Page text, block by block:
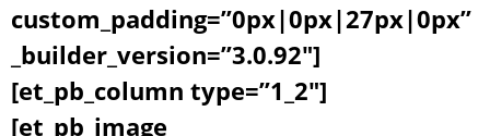
custom_padding=”0px|0px|27px|0px”
_builder_version=”3.0.92″]
[et_pb_column type=”1_2″]
[et_pb_image